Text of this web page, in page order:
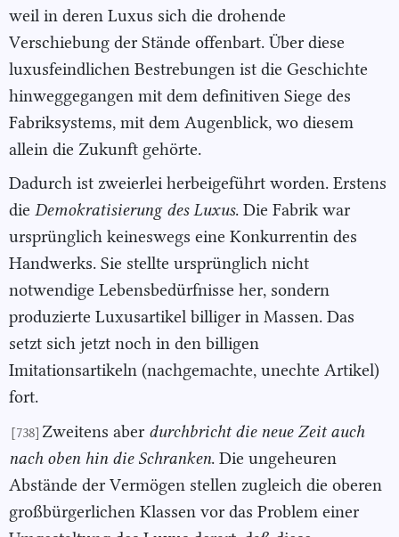
weil in deren Luxus sich die drohende
Verschiebung der Stände offenbart. Über diese
luxusfeindlichen Bestrebungen ist die Geschichte
hinweggegangen mit dem definitiven Siege des
Fabriksystems, mit dem Augenblick, wo diesem
allein die Zukunft gehörte.
Dadurch ist zweierlei herbeigeführt worden. Erstens
die Demokratisierung des Luxus. Die Fabrik war
ursprünglich keineswegs eine Konkurrentin des
Handwerks. Sie stellte ursprünglich nicht
notwendige Lebensbedürfnisse her, sondern
produzierte Luxusartikel billiger in Massen. Das
setzt sich jetzt noch in den billigen
Imitationsartikeln (nachgemachte, unechte Artikel)
fort.
[738] Zweitens aber durchbricht die neue Zeit auch
nach oben hin die Schranken. Die ungeheuren
Abstände der Vermögen stellen zugleich die oberen
großbürgerlichen Klassen vor das Problem einer